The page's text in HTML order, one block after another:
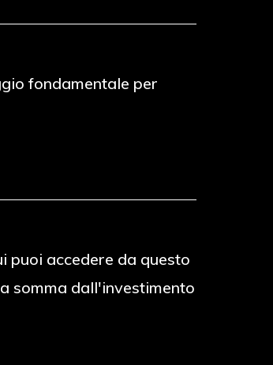
fondamentale per
puoi accedere da questo
somma dall'investimento